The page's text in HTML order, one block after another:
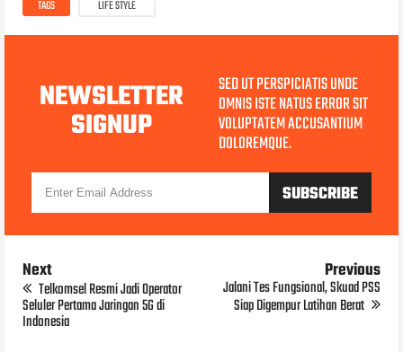
TAGS LIFE STYLE
NEWSLETTER
SIGNUP
SED UT PERSPICIATIS UNDE
OMNIS ISTE NATUS ERROR SIT
VOLUPTATEM ACCUSANTIUM
DOLOREMQUE.
Next
Telkomsel Resmi Jadi Operator
Seluler Pertama Jaringan 5G di
Indonesia
Previous
Jalani Tes Fungsional, Skuad PSS
Siap Digempur Latihan Berat